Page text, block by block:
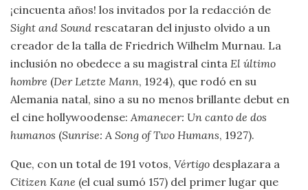
¡cincuenta años! los invitados por la redacción de
Sight and Sound rescataran del injusto olvido a un
creador de la talla de Friedrich Wilhelm Murnau. La
inclusión no obedece a su magistral cinta El último
hombre (Der Letzte Mann, 1924), que rodó en su
Alemania natal, sino a su no menos brillante debut en
el cine hollywoodense:Amanecer: Un canto de dos
humanos (Sunrise: A Song of Two Humans, 1927).
Que, con un total de 191 votos, Vértigo desplazara a
Citizen Kane (el cual sumó 157) del primer lugar que